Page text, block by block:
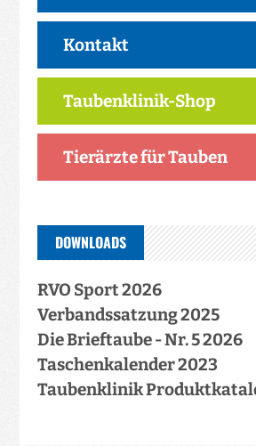
Kontakt
Taubenklinik-Shop
Tierärzte für Tauben
DOWNLOADS
RVO Sport 2026
Verbandssatzung 2025
Die Brieftaube - Nr. 5 2026
Taschenkalender 2023
Taubenklinik